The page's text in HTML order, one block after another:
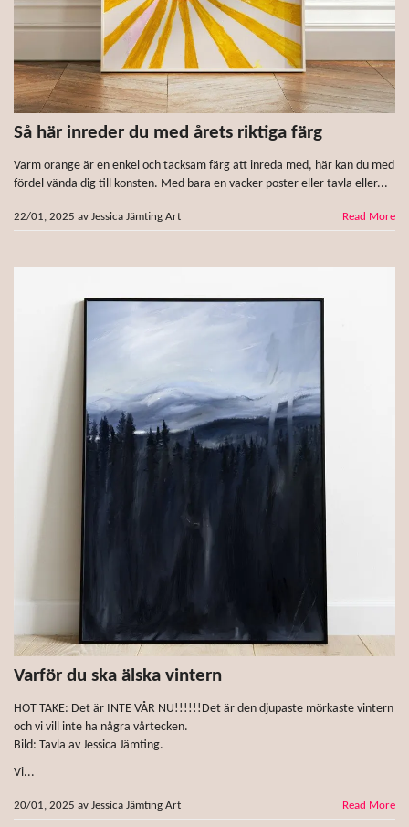
Så här inreder du med årets riktiga färg
Varm orange är en enkel och tacksam färg att inreda med, här kan du med
fördel vända dig till konsten. Med bara en vacker poster eller tavla eller...
22/01, 2025 av Jessica Jämting Art Read More
Varför du ska älska vintern
HOT TAKE: Det är INTE VÅR NU!!!!!!Det är den djupaste mörkaste vintern
och vi vill inte ha några vårtecken.
Bild: Tavla av Jessica Jämting.
Vi...
20/01, 2025 av Jessica Jämting Art Read More